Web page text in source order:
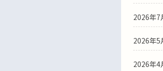
2026年7
2026年5
2026年4